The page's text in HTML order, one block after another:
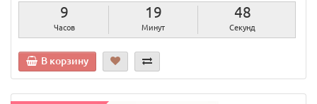
9
Часов
19
Минут
47
Секунд
В корзину